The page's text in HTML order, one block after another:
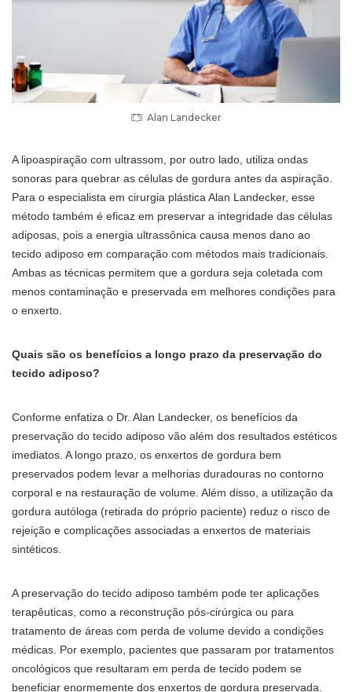
Alan Landecker
A lipoaspiração com ultrassom, por outro lado, utiliza ondas
sonoras para quebrar as células de gordura antes da aspiração.
Para o especialista em cirurgia plástica Alan Landecker, esse
método também é eficaz em preservar a integridade das células
adiposas, pois a energia ultrassônica causa menos dano ao
tecido adiposo em comparação com métodos mais tradicionais.
Ambas as técnicas permitem que a gordura seja coletada com
menos contaminação e preservada em melhores condições para
o enxerto.
Quais são os benefícios a longo prazo da preservação do
tecido adiposo?
Conforme enfatiza o Dr. Alan Landecker, os benefícios da
preservação do tecido adiposo vão além dos resultados estéticos
imediatos. A longo prazo, os enxertos de gordura bem
preservados podem levar a melhorias duradouras no contorno
corporal e na restauração de volume. Além disso, a utilização da
gordura autóloga (retirada do próprio paciente) reduz o risco de
rejeição e complicações associadas a enxertos de materiais
sintéticos.
A preservação do tecido adiposo também pode ter aplicações
terapêuticas, como a reconstrução pós-cirúrgica ou para
tratamento de áreas com perda de volume devido a condições
médicas. Por exemplo, pacientes que passaram por tratamentos
oncológicos que resultaram em perda de tecido podem se
beneficiar enormemente dos enxertos de gordura preservada.